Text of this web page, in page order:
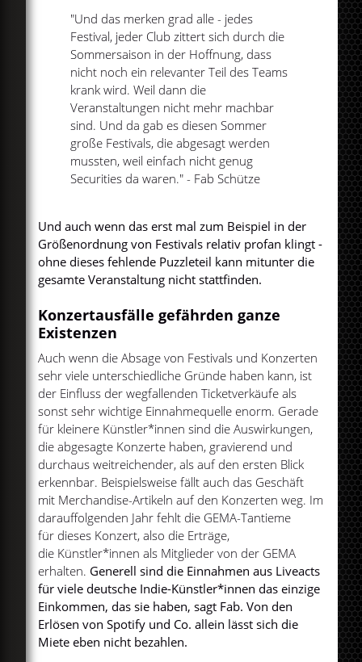
"Und das merken grad alle - jedes
Festival, jeder Club zittert sich durch die
Sommersaison in der Hoffnung, dass
nicht noch ein relevanter Teil des Teams
krank wird. Weil dann die
Veranstaltungen nicht mehr machbar
sind. Und da gab es diesen Sommer
große Festivals, die abgesagt werden
mussten, weil einfach nicht genug
Securities da waren." - Fab Schütze
Und auch wenn das erst mal zum Beispiel in der
Größenordnung von Festivals relativ profan klingt -
ohne dieses fehlende Puzzleteil kann mitunter die
gesamte Veranstaltung nicht stattfinden.
Konzertausfälle gefährden ganze
Existenzen
Auch wenn die Absage von Festivals und Konzerten
sehr viele unterschiedliche Gründe haben kann, ist
der Einfluss der wegfallenden Ticketverkäufe als
sonst sehr wichtige Einnahmequelle enorm. Gerade
für kleinere Künstler*innen sind die Auswirkungen,
die abgesagte Konzerte haben, gravierend und
durchaus weitreichender, als auf den ersten Blick
erkennbar. Beispielsweise fällt auch das Geschäft
mit Merchandise-Artikeln auf den Konzerten weg. Im
darauffolgenden Jahr fehlt die GEMA-Tantieme
für dieses Konzert, also die Erträge,
die Künstler*innen als Mitglieder von der GEMA
erhalten. Generell sind die Einnahmen aus Liveacts
für viele deutsche Indie-Künstler*innen das einzige
Einkommen, das sie haben, sagt Fab. Von den
Erlösen von Spotify und Co. allein lässt sich die
Miete eben nicht bezahlen.